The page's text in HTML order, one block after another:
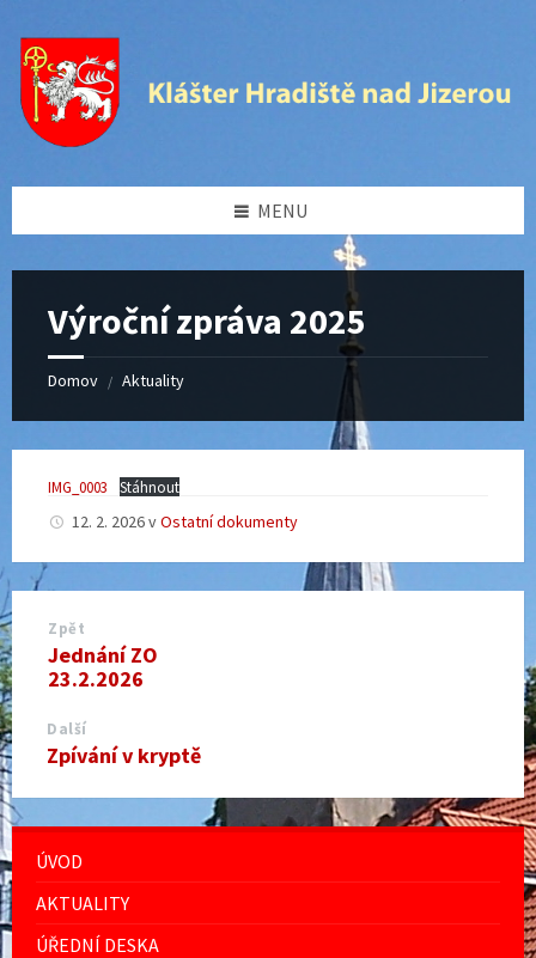
obsah
levý
panel
pravý
panel
patičku
MENU
Výroční zpráva 2025
Domov / Aktuality
IMG_0003 Stáhnout
12. 2. 2026vOstatní dokumenty
Zpět
Jednání ZO
23.2.2026
Další
Zpívání v kryptě
ÚVOD
AKTUALITY
ÚŘEDNÍ DESKA